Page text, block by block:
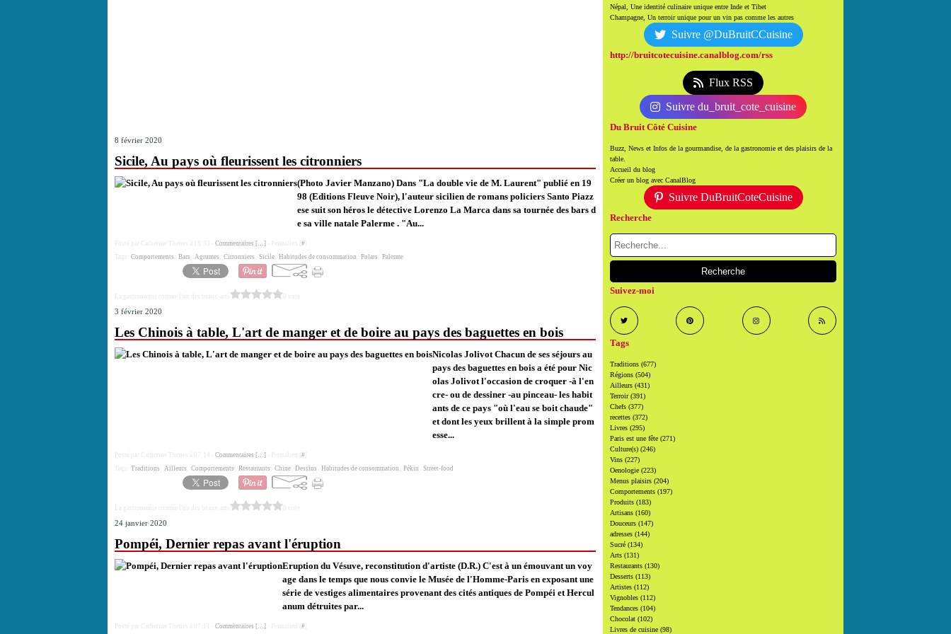
8 février 2020
Sicile, Au pays où fleurissent les citronniers
(Photo Javier Manzano) Dans "La double vie de M. Laurent" publié en 19
98 (Editions Fleuve Noir), l'auteur sicilien de romans policiers Santo Piazz
ese suit son héros le détective Lorenzo La Marca dans sa tournée des bars d
e sa ville natale Palerme . "Au...
Posté par Catherine Thenes à 18:33 - Commentaires […] - Permalien [ #
Comportements Bars Agrumes Citronniers Sicile Habitudes de consommation Polars Palerme
La gastronomie comme l'un des beaux-arts
3 février 2020
Les Chinois à table, L'art de manger et de boire au pays des baguettes en bois
Nicolas Jolivot Chacun de ses séjours au
pays des baguettes en bois a été pour Nic
olas Jolivot l'occasion de croquer -à l'en
cre- ou de dessiner -au pinceau- les habit
ants de ce pays "où l'eau se boit chaude"
et dont les yeux brillent à la simple prom
esse...
Posté par Catherine Thenes à 07:14 - Commentaires […] - Permalien [ #
Traditions Ailleurs Comportements Restaurants Chine Dessins Habitudes de consommation Pékin Street-food
La gastronomie comme l'un des beaux-arts
24 janvier 2020
Pompéi, Dernier repas avant l'éruption
Eruption du Vésuve, reconstitution d'artiste (D.R.) C'est à un émouvant un voy
age dans le temps que nous convie le Musée de l'Homme-Paris en exposant une
série de vestiges alimentaires provenant des cités antiques de Pompéi et Hercul
anum détruites par...
Posté par Catherine Thenes à 07:11 - Commentaires […] - Permalien [ #
Népal, Une identité culinaire unique entre Inde et Tibet
Champagne, Un terroir unique pour un vin pas comme les autres
Suivre @DuBruitCCuisine
http://bruitcotecuisine.canalblog.com/rss
Flux RSS
Suivre du_bruit_cote_cuisine
Du Bruit Côté Cuisine
Buzz, News et Infos de la gourmandise, de la gastronomie et des plaisirs de la
table.
Accueil du blog
Créer un blog avec CanalBlog
Suivre DuBruitCoteCuisine
Recherche
Suivez-moi
Tags
Traditions (677)
Régions (504)
Ailleurs (431)
Terroir(391)
Chefs (377)
recettes (372)
Livres (295)
Paris est une fête (271)
Culture(s) (246)
Vins (227)
Oenologie (223)
Menus plaisirs (204)
Comportements (197)
Produits (183)
Artisans (160)
Douceurs (147)
adresses (144)
Sucré (134)
Arts (131)
Restaurants (130)
Desserts (113)
Artistes (112)
Vignobles (112)
Tendances (104)
Chocolat (102)
Livres de cuisine (98)